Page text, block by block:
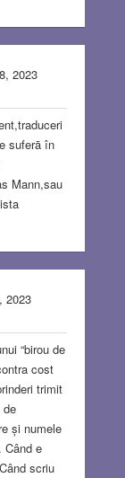
2023
suferā în
Mann,sau
2023
“birou de
cost
trimit
de
și numele
Când e
scriu